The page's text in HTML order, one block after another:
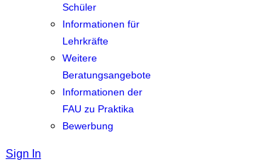
Schüler
Informationen für
Lehrkräfte
Weitere
Beratungsangebote
Informationen der
FAU zu Praktika
Bewerbung
Sign In